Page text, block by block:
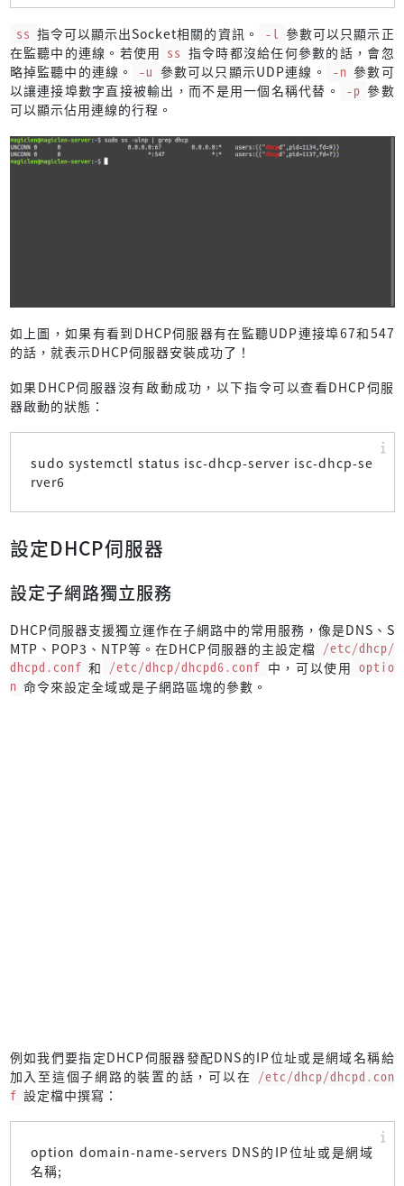
ss 指令可以顯示出Socket相關的資訊。 -l 參數可以只顯示正
在監聽中的連線。若使用 ss 指令時都沒給任何參數的話，會忽
略掉監聽中的連線。
-u 參數可以只顯示UDP連線。 -n 參數可
以讓連接埠數字直接被輸出，而不是用一個名稱代替。
-p 參數
可以顯示佔用連線的行程。
如上圖，如果有看到DHCP伺服器有在監聽UDP連接埠67和547
的話，就表示DHCP伺服器安裝成功了！
如果DHCP伺服器沒有啟動成功，以下指令可以查看DHCP伺服
器啟動的狀態：
sudo systemctl status isc-dhcp-server isc-dhcp-se
rver6
設定DHCP伺服器
設定子網路獨立服務
DHCP伺服器支援獨立運作在子網路中的常用服務，像是DNS、S
MTP、POP3、NTP等。在DHCP伺服器的主設定檔 /etc/dhcp/
dhcpd.conf 和 /etc/dhcp/dhcpd6.conf 中，可以使用 optio
n 命令來設定全域或是子網路區塊的參數。
例如我們要指定DHCP伺服器發配DNS的IP位址或是網域名稱給
加入至這個子網路的裝置的話，可以在 /etc/dhcp/dhcpd.con
f 設定檔中撰寫：
option domain-name-servers DNS的IP位址或是網域
名稱;